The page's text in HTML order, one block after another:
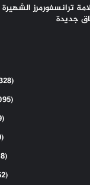
ترانسفورمرز الشهيرة
جديدة
(3٬328)
(1٬095)
(49)
(79)
(108)
(562)